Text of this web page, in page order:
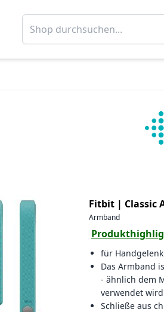
Fitbit | Classic
Armband
für
Das Armband
- ähnlich dem
verwendet wird
Schließe aus